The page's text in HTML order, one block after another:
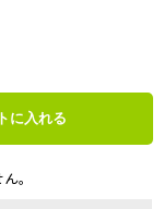
に入れる
。